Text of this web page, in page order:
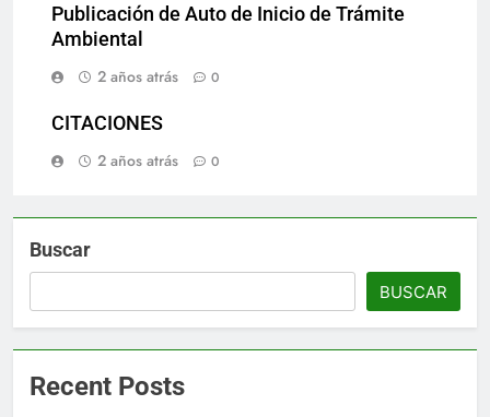
Publicación de Auto de Inicio de Trámite
Ambiental
2 años atrás
0
CITACIONES
2 años atrás
0
Buscar
BUSCAR
Recent Posts